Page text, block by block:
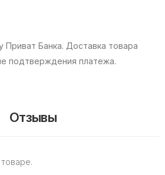
Приват Банка. Доставка товара
подтверждения платежа.
Отзывы